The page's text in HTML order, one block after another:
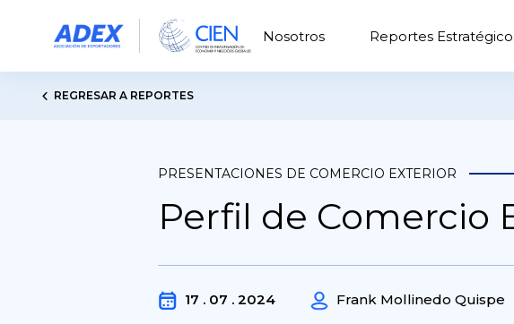
Nosotros Reportes
REGRESAR A REPORTES
PRESENTACIONES DE COMERCIO EXTERIOR
Perfil de Comercio
17 . 07 . 2024 Frank Mollinedo Quispe